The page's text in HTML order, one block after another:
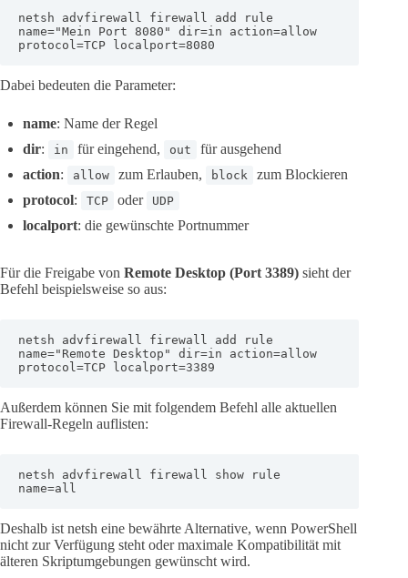
netsh advfirewall firewall add rule
name="Mein Port 8080" dir=in action=allow
protocol=TCP localport=8080
Dabei bedeuten die Parameter:
name: Name der Regel
dir: in für eingehend, out
für ausgehend
action: allow zum Erlauben, block
zum Blockieren
protocol: TCP oder UDP
localport: die gewünschte Portnummer
Für die Freigabe von Remote Desktop (Port 3389) sieht der
Befehl beispielsweise so aus:
netsh advfirewall firewall add rule
name="Remote Desktop" dir=in action=allow
protocol=TCP localport=3389
Außerdem können Sie mit folgendem Befehl alle aktuellen
Firewall-Regeln auflisten:
netsh advfirewall firewall show rule
name=all
Deshalb ist netsh eine bewährte Alternative, wenn PowerShell
nicht zur Verfügung steht oder maximale Kompatibilität mit
älteren Skriptumgebungen gewünscht wird.